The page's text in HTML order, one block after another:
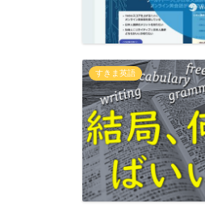
すきま英語